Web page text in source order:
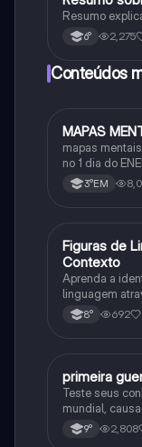
Resumo
6° 2,275
Conteúdos
Português
MAPAS
mapas
no 1 dia do
3°EM
FPortuguês
Figuras de
Contexto
Aprenda a
linguagem
8° 692
História
primeira
Teste seus
mundial,
primeira guerra
9° 2,808